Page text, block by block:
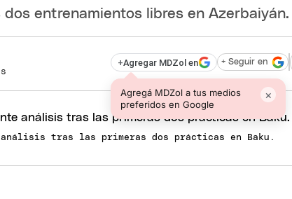
entrenamientos libres en Azerbaiyán.
+Agregar MDZol en
Agregá MDZol a tus medios
preferidos en Google
×
+ Seguir en
análisis tras las primeras dos prácticas en Baku.